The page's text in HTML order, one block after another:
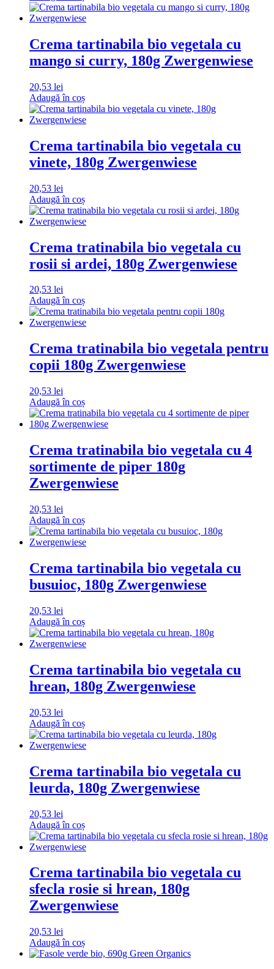
Crema tartinabila bio vegetala cu
mango si curry, 180g Zwergenwiese
20,53 lei
Adaugă în coș
Crema tartinabila bio vegetala cu
vinete, 180g Zwergenwiese
20,53 lei
Adaugă în coș
Crema tratinabila bio vegetala cu
rosii si ardei, 180g Zwergenwiese
20,53 lei
Adaugă în coș
Crema tratinabila bio vegetala pentru
copii 180g Zwergenwiese
20,53 lei
Adaugă în coș
Crema tratinabila bio vegetala cu 4
sortimente de piper 180g
Zwergenwiese
20,53 lei
Adaugă în coș
Crema tartinabila bio vegetala cu
busuioc, 180g Zwergenwiese
20,53 lei
Adaugă în coș
Crema tartinabila bio vegetala cu
hrean, 180g Zwergenwiese
20,53 lei
Adaugă în coș
Crema tartinabila bio vegetala cu
leurda, 180g Zwergenwiese
20,53 lei
Adaugă în coș
Crema tartinabila bio vegetala cu
sfecla rosie si hrean, 180g
Zwergenwiese
20,53 lei
Adaugă în coș